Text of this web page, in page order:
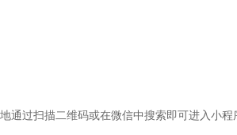
通过扫描二维码或在微信中搜索即可进入小